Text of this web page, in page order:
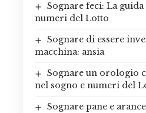
Sognare feci: La
numeri del Lotto
Sognare di essere
macchina: ansia
Sognare un orologio
nel sogno e numeri del
Sognare pane e